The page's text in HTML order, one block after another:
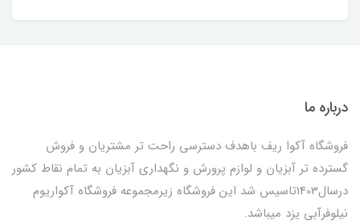
درباره ما
فروشگاه آکوا ریف باهدف دسترسی راحت تر مشتریان و فروش
گسترده تر آبزیان و لوازم پرورش و نگهداری آبزیان به تمام نقاط کشور
درسال1403تاسیس شد این فروشگاه زیرمجموعه فروشگاه آکواریوم
نیلوفرآبی یزد میباشد.